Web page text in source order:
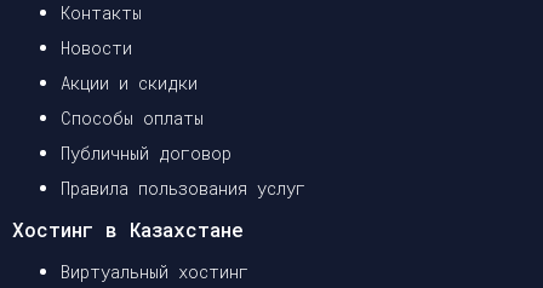
Контакты
Новости
Акции и скидки
Способы оплаты
Публичный договор
Правила пользования услуг
Хостинг в Казахстане
Виртуальный хостинг